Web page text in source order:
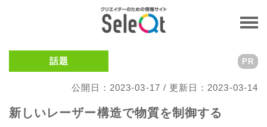
話題
公開日：2023-03-17 / 更新日：2023-03-14
PR
新しいレーザー構造で物質を制御する